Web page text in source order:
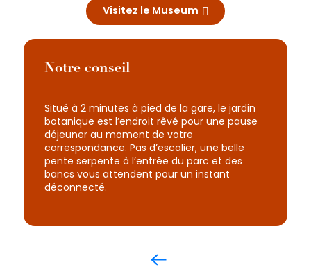
Visitez le Museum
Notre conseil
Situé à 2 minutes à pied de la gare, le jardin
botanique est l’endroit rêvé pour une pause
déjeuner au moment de votre
correspondance. Pas d’escalier, une belle
pente serpente à l’entrée du parc et des
bancs vous attendent pour un instant
déconnecté.